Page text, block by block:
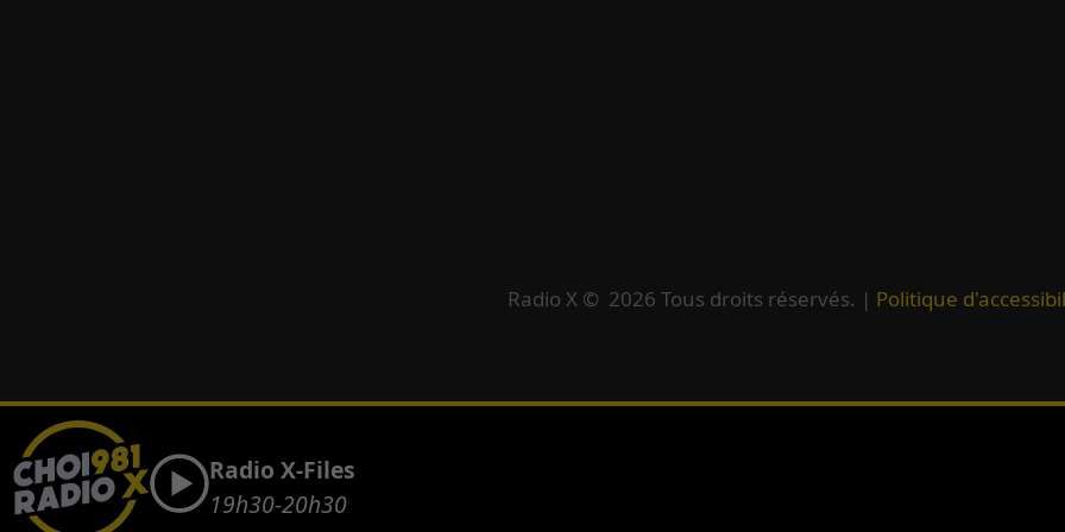
Radio X © 2026 Tous droits réservés. | Politique
Radio X-Files
19h30-20h30